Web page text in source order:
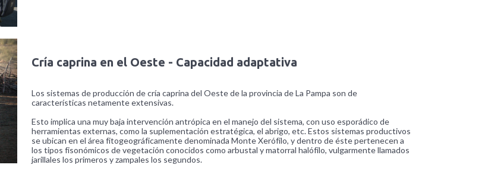
Cría caprina en el Oeste - Capacidad adaptativa
Los sistemas de producción de cría caprina del Oeste de la provincia de La Pampa son de
características netamente extensivas.
Esto implica una muy baja intervención antrópica en el manejo del sistema, con uso esporádico de
herramientas externas, como la suplementación estratégica, el abrigo, etc. Estos sistemas productivos
se ubican en el área fitogeográficamente denominada Monte Xerófilo, y dentro de éste pertenecen a
los tipos fisonómicos de vegetación conocidos como arbustal y matorral halófilo, vulgarmente llamados
jarillales los primeros y zampales los segundos.